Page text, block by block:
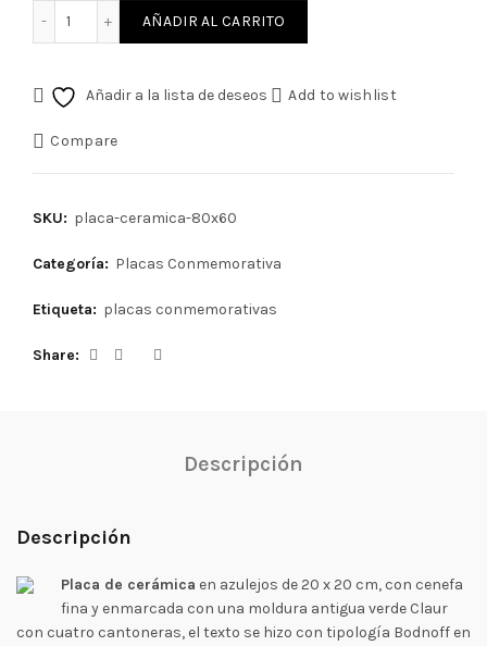
Placa de Cerámica Conmemorativa "80x60 cm" cantidad
AÑADIR AL CARRITO
Añadir a la lista de deseos Add to wishlist
Compare
SKU: placa-ceramica-80x60
Categoría: Placas Conmemorativa
Etiqueta: placas conmemorativas
Share
Descripción
Descripción
Placa de cerámica en azulejos de 20 x 20 cm, con cenefa
fina y enmarcada con una moldura antigua verde Claur
con cuatro cantoneras, el texto se hizo con tipología Bodnoff en